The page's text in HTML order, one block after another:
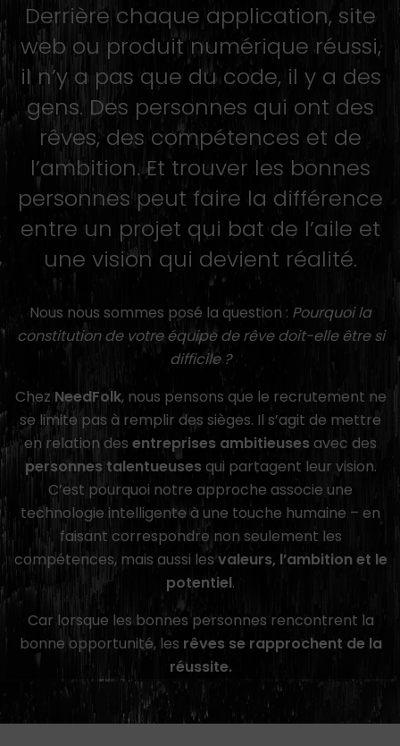
Derrière chaque application, site
web ou produit numérique réussi,
il n’y a pas que du code, il y a des
gens. Des personnes qui ont des
rêves, des compétences et de
l’ambition. Et trouver les bonnes
personnes peut faire la différence
entre un projet qui bat de l’aile et
une vision qui devient réalité.
Nous nous sommes posé la question : Pourquoi la
constitution de votre équipe de rêve doit-elle être si
difficile ?
Chez NeedFolk, nous pensons que le recrutement ne
se limite pas à remplir des sièges. Il s’agit de mettre
en relation des entreprises ambitieuses avec des
personnes talentueuses qui partagent leur vision.
C’est pourquoi notre approche associe une
technologie intelligente à une touche humaine – en
faisant correspondre non seulement les
compétences, mais aussi lesvaleurs, l’ambition et le
potentiel.
Car lorsque les bonnes personnes rencontrent la
bonne opportunité, les rêves se rapprochent de la
réussite.